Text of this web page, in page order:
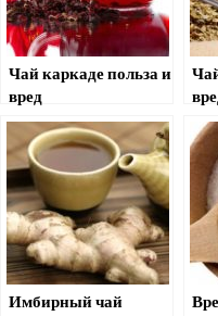
Чай каркаде польза и
вред
Имбирный чай